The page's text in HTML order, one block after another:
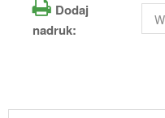
Dodaj
nadruk: